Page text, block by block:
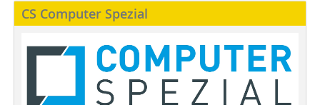
CS Computer Spezial